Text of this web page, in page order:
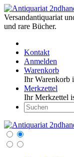
Versandantiquariat
und rare Bücher.
Kontakt
Anmelden
Warenkorb
Ihr Warenkorb
Merkzettel
Ihr Merkzettel